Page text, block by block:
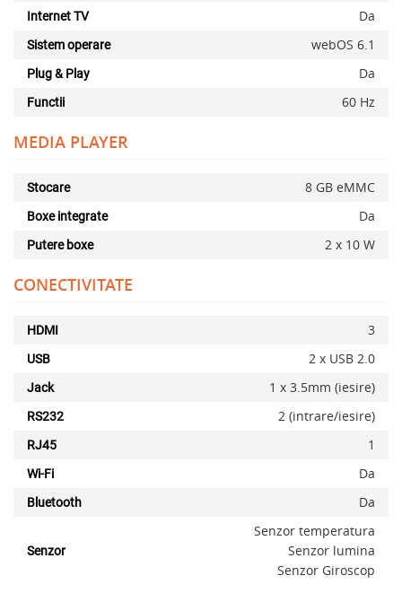
Internet TV Da
Sistem operare webOS 6.1
Plug & Play Da
Functii 60 Hz
MEDIA PLAYER
Stocare 8 GB eMMC
Boxe integrate Da
Putere boxe 2 x 10 W
CONECTIVITATE
HDMI 3
USB 2 x USB 2.0
Jack 1 x 3.5mm (iesire)
RS232 2 (intrare/iesire)
RJ45 1
Wi-Fi Da
Bluetooth Da
Senzor
Senzor temperatura
Senzor lumina
Senzor Giroscop
x